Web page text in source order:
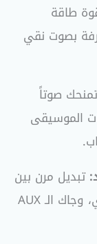
طاقة
الغرفة بصوت نقي
صوتاً
الموسيقى
تبديل مرن بين
البلوتوث، الفلاشة، كارت الميموري، وجاك الـ AUX